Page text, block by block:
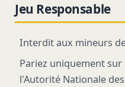
Jeu Responsable
Interdit aux mineurs
Pariez uniquement
l'Autorité Nationale des